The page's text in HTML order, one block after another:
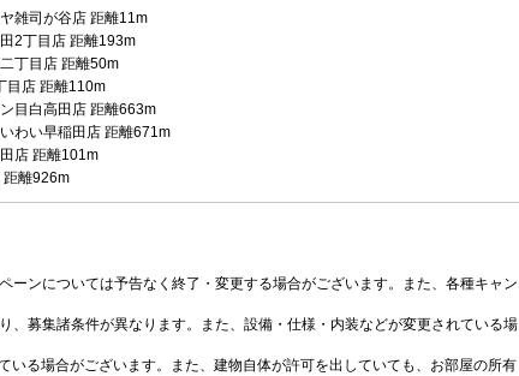
雑司が谷店 距離11m
2丁目店 距離193m
丁目店 距離50m
目店 距離110m
目白高田店 距離663m
わい早稲田店 距離671m
店 距離101m
距離926m
ンについては予告なく終了・変更する場合がございます。また、各種キャン
募集諸条件が異なります。また、設備・仕様・内装などが変更されている場
る場合がございます。また、建物自体が許可を出していても、お部屋の所有